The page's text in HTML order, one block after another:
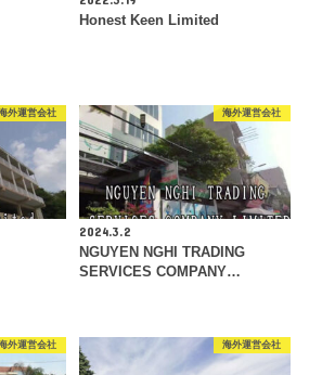
Honest Keen Limited
外運営会社 海外運営会社
2024.3.2
NGUYEN NGHI TRADING
SERVICES COMPANY…
外運営会社 海外運営会社